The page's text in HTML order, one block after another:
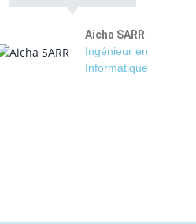
Aicha SARR
Ingénieur en
Informatique